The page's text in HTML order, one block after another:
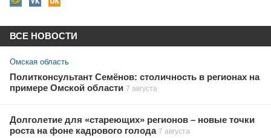
ВСЕ НОВОСТИ
Омская область
Политконсультант Семёнов: столичность в регионах на
примере Омской области 7 августа
Долголетие для «стареющих» регионов – новые точки
роста на фоне кадрового голода 7 августа